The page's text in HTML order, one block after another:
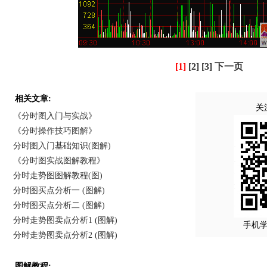
[1] [2] [3] 下一页
相关文章:
《分时图入门与实战》
《分时操作技巧图解》
分时图入门基础知识(图解)
《分时图实战图解教程》
分时走势图图解教程(图)
分时图买点分析一 (图解)
分时图买点分析二 (图解)
分时走势图卖点分析1 (图解)
分时走势图卖点分析2 (图解)
关
手机